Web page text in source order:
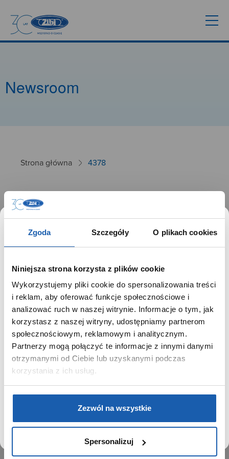
Zgoda Szczegóły O plikach cookies
Niniejsza strona korzysta z plików cookie
Wykorzystujemy pliki cookie do spersonalizowania treści
i reklam, aby oferować funkcje społecznościowe i
analizować ruch w naszej witrynie. Informacje o tym, jak
korzystasz z naszej witryny, udostępniamy partnerom
społecznościowym, reklamowym i analitycznym.
Partnerzy mogą połączyć te informacje z innymi danymi
otrzymanymi od Ciebie lub uzyskanymi podczas
korzystania z ich usług.
Zezwól na wszystkie
Spersonalizuj
Newsroom
Strona główna 4378
4378
26.09.2024
GRUPA ZIBI
Historia
Misja, wizja i wartości Grupy Zibi
Ważne daty
Kariera
Zgoda na ciasteczka
PRODUKTY
Kalkulatory
SIECI SPRZEDAŻY
SZANOWNY UŻYTKOWNIKU,
SZANOWNA UŻYTKOWNICZKO
Używamy plików cookie w celach analitycznych,
statystycznych i marketingowych, w tym aby analizować
ruch w tej witrynie, optymalizować jej działanie oraz
zapamiętywać Twoje preferencje.